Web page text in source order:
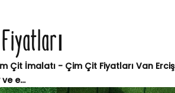
Çit İmalatı - Çim Çit Fiyatları Van Erciş
e...